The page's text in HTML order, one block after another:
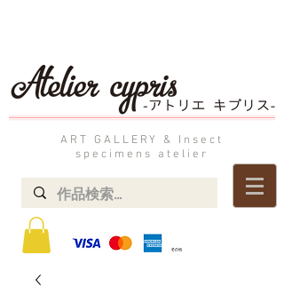
ART GALLERY & Insect
specimens atelier